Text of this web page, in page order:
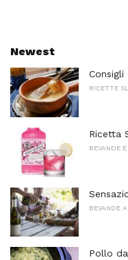
Newest
RICETTE
Ricetta
BEVANDE
BEVANDE
Pollo